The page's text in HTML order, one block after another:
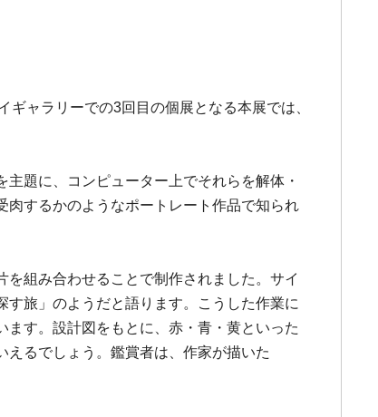
ャラリーでの3回目の個展となる本展では、
題に、コンピューター上でそれらを解体・
するかのようなポートレート作品で知られ
組み合わせることで制作されました。サイ
旅」のようだと語ります。こうした作業に
す。設計図をもとに、赤・青・黄といった
るでしょう。鑑賞者は、作家が描いた